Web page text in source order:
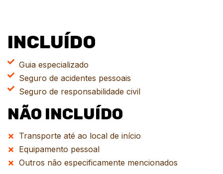
INCLUÍDO
Guia especializado
Seguro de acidentes pessoais
Seguro de responsabilidade civil
NÃO INCLUÍDO
Transporte até ao local de início
Equipamento pessoal
Outros não especificamente mencionados